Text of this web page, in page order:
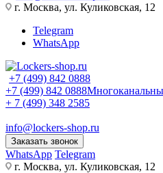
г. Москва, ул. Куликовская, 12
Telegram
WhatsApp
+7 (499) 842 0888
+7 (499) 842 0888
+ 7 (499) 348 2585
info@lockers-shop.ru
Заказать звонок
WhatsApp Telegram
г. Москва, ул. Куликовская, 12